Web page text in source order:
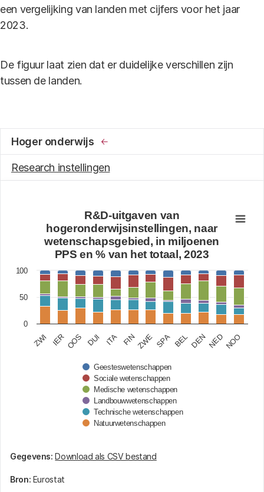
een vergelijking van landen met cijfers voor het jaar
2023.
De figuur laat zien dat er duidelijke verschillen zijn
tussen de landen.
Hoger onderwijs
Research instellingen
Bar chart with 6 data series.
View as data table, R&D-uitgaven van
The chart has 1 X axis displaying categories.
The chart has 1 Y axis displaying values. Data
R&D-uitgaven van
hogeronderwijsinstellingen, naar
wetenschapsgebied, in miljoenen
PPS en % van het totaal, 2023
Geesteswetenschappen
Sociale wetenschappen
Medische wetenschappen
Landbouwwetenschappen
Technische wetenschappen
Natuurwetenschappen
ZWI IER OOS DUI ITA FINZWE SPA BELDENNEDNOO
0
50
100
Gegevens: Download als CSV bestand
Bron: Eurostat